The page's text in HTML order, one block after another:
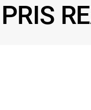
PRIS